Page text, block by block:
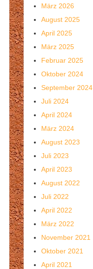
März 2026
August 2025
April 2025
März 2025
Februar 2025
Oktober 2024
September 2024
Juli 2024
April 2024
März 2024
August 2023
Juli 2023
April 2023
August 2022
Juli 2022
April 2022
März 2022
November 2021
Oktober 2021
April 2021